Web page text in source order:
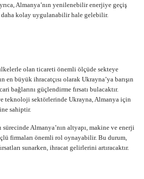
Almanya’nın yenilenebilir enerjiye geçiş
daha kolay uygulanabilir hale gelebilir.
olan ticareti önemli ölçüde sekteye
en büyük ihracatçısı olarak Ukrayna’ya barışın
bağlarını güçlendirme fırsatı bulacaktır.
teknoloji sektörlerinde Ukrayna, Almanya için
sahiptir.
sürecinde Almanya’nın altyapı, makine ve enerji
firmaları önemli rol oynayabilir. Bu durum,
sunarken, ihracat gelirlerini artıracaktır.